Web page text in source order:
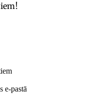
e-pastā